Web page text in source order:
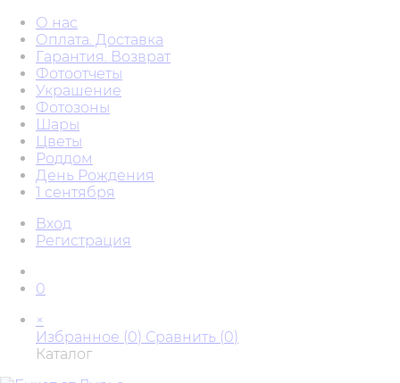
О нас
Оплата. Доставка
Гарантия. Возврат
Фотоотчеты
Украшение
Фотозоны
Шары
Цветы
Роддом
День Рождения
1 сентября
Вход
Регистрация
0
×
Избранное (0) Сравнить (0)
Каталог